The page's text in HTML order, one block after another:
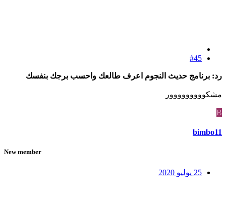
#45
رد: برنامج حديث النجوم اعرف طالعك واحسب برجك بنفسك
مشكووووووووور
B
bimbo11
New member
25 يوليو 2020